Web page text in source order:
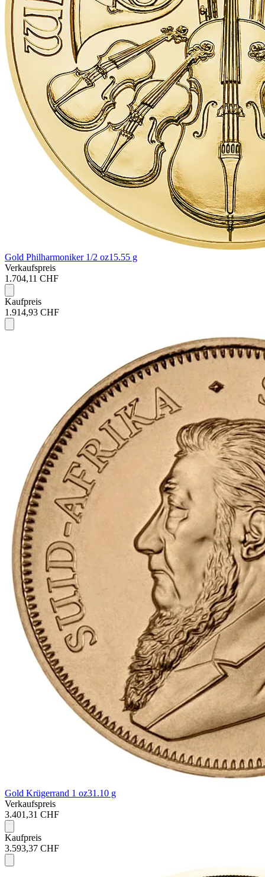
Gold Philharmoniker 1/2 oz15.55 g
Verkaufspreis
1.704,11 CHF
Kaufpreis
1.914,93 CHF
Gold Krügerrand 1 oz31.10 g
Verkaufspreis
3.401,31 CHF
Kaufpreis
3.593,37 CHF